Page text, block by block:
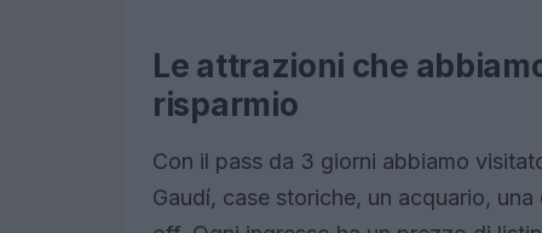
Le attrazioni che
risparmio
Con il pass da 3 giorni abbiamo
Gaudí, case storiche, un acquario,